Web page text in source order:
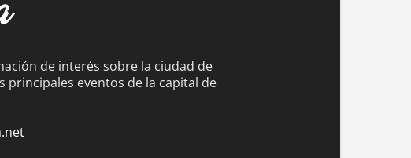
de interés sobre la ciudad de
principales eventos de la capital de